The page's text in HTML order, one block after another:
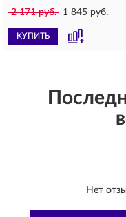
2 171 руб. 1 845 руб.
КУПИТЬ
Нет